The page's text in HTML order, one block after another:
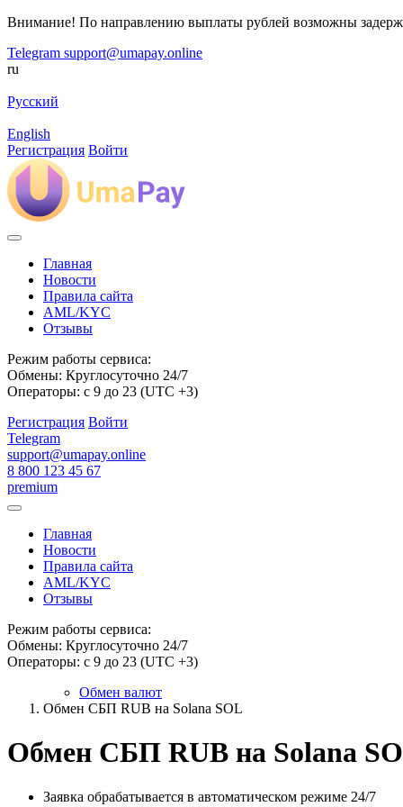
Внимание! По направлению выплаты рублей возможны
Telegram support@umapay.online
ru
Русский
English
Регистрация Войти
Главная
Новости
Правила сайта
AML/KYC
Отзывы
Режим работы сервиса:
Обмены: Круглосуточно 24/7
Операторы: с 9 до 23 (UTC +3)
Регистрация Войти
Telegram
support@umapay.online
8 800 123 45 67
premium
Главная
Новости
Правила сайта
AML/KYC
Отзывы
Режим работы сервиса:
Обмены: Круглосуточно 24/7
Операторы: с 9 до 23 (UTC +3)
Обмен валют
Обмен СБП RUB на Solana SOL
Обмен СБП RUB на Solana
Заявка обрабатывается в автоматическом режиме 24/7